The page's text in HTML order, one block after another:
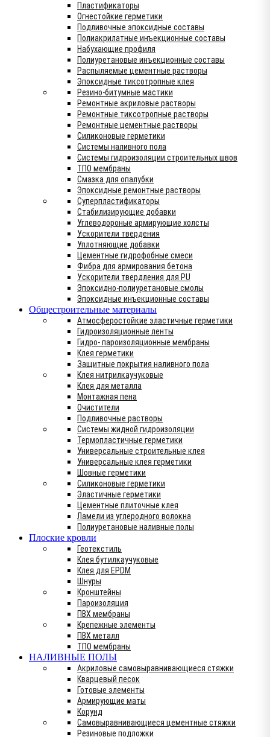
Пластификаторы
Огнестойкие герметики
Подливочные эпоксидные составы
Полиакрилатные инъекционные составы
Набухающие профиля
Полиуретановые инъекционные составы
Распыляемые цементные растворы
Эпоксидные тиксотропные клея
Резино-битумные мастики
Ремонтные акриловые растворы
Ремонтные тиксотропные растворы
Ремонтные цементные растворы
Силиконовые герметики
Системы наливного пола
Системы гидроизоляции строительных швов
ТПО мембраны
Смазка для опалубки
Эпоксидные ремонтные растворы
Суперпластификаторы
Стабилизирующие добавки
Углеводороные армирующие холсты
Ускорители твердения
Уплотняющие добавки
Цементные гидрофобные смеси
Фибра для армирования бетона
Ускорители твердления для PU
Эпоксидно-полиуретановые смолы
Эпоксидные инъекционные составы
Общестроительные материалы
Атмосферостойкие эластичные герметики
Гидроизоляционные ленты
Гидро- пароизоляционные мембраны
Клея герметики
Защитные покрытия наливного пола
Клея нитрилкаучуковые
Клея для металла
Монтажная пена
Очистители
Подливочные растворы
Системы жидной гидроизоляции
Термопластичные герметики
Универсальные строительные клея
Универсальные клея герметики
Шовные герметики
Силиконовые герметики
Эластичные герметики
Цементные плиточные клея
Ламели из углеродного волокна
Полиуретановые наливные полы
Плоские кровли
Геотекстиль
Клея бутилкаучуковые
Клея для EPDM
Шнуры
Кронштейны
Пароизоляция
ПВХ мембраны
Крепежные элементы
ПВХ металл
ТПО мембраны
НАЛИВНЫЕ ПОЛЫ
Акриловые самовыравнивающиеся стяжки
Кварцевый песок
Готовые элементы
Армирующие маты
Корунд
Самовыравнивающиеся цементные стяжки
Резиновые подложки